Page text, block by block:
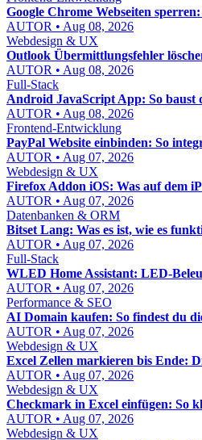
Google Chrome Webseiten
AUTOR • Aug 08, 2026
Webdesign & UX
Outlook Übermittlungsfehler
AUTOR • Aug 08, 2026
Full-Stack
Android JavaScript App: So baust
AUTOR • Aug 08, 2026
Frontend-Entwicklung
PayPal Website einbinden: So
AUTOR • Aug 07, 2026
Webdesign & UX
Firefox Addon iOS: Was auf dem
AUTOR • Aug 07, 2026
Datenbanken & ORM
Bitset Lang: Was es ist, wie es
AUTOR • Aug 07, 2026
Full-Stack
WLED Home Assistant: LED-
AUTOR • Aug 07, 2026
Performance & SEO
AI Domain kaufen: So findest du
AUTOR • Aug 07, 2026
Webdesign & UX
Excel Zellen markieren bis Ende:
AUTOR • Aug 07, 2026
Webdesign & UX
Checkmark in Excel einfügen: So
AUTOR • Aug 07, 2026
Webdesign & UX